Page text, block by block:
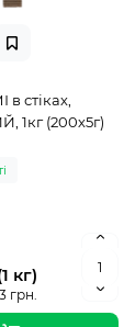
стіках,
1кг (200х5г)
кг)
грн.